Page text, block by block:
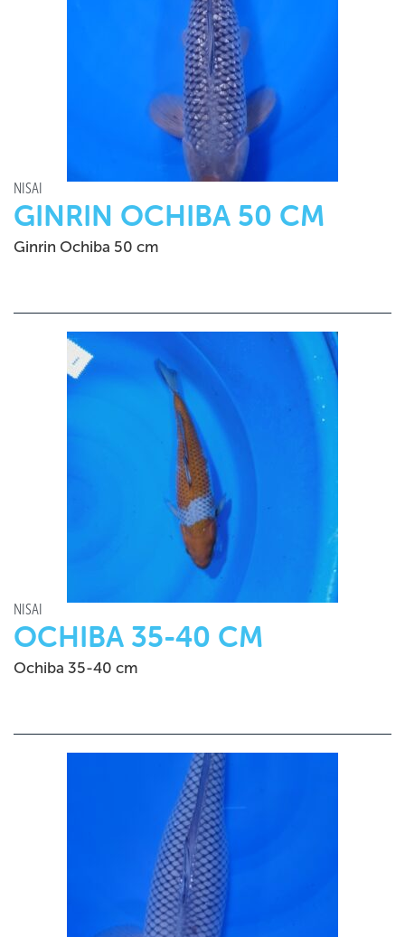
NISAI
GINRIN OCHIBA 50 CM
Ginrin Ochiba 50 cm
NISAI
OCHIBA 35-40 CM
Ochiba 35-40 cm